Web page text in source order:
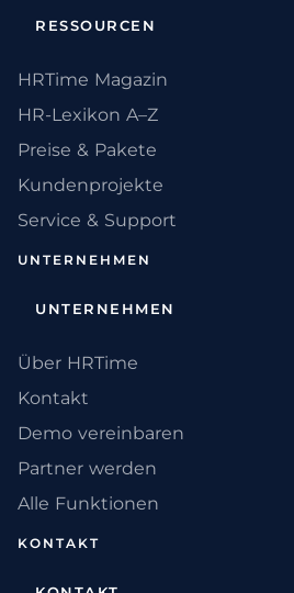
RESSOURCEN
HRTime Magazin
HR-Lexikon A–Z
Preise & Pakete
Kundenprojekte
Service & Support
UNTERNEHMEN
UNTERNEHMEN
Über HRTime
Kontakt
Demo vereinbaren
Partner werden
Alle Funktionen
KONTAKT